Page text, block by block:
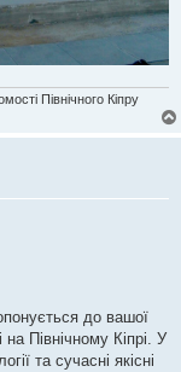
Північного Кіпру
до вашої
Північному Кіпрі. У
та сучасні якісні